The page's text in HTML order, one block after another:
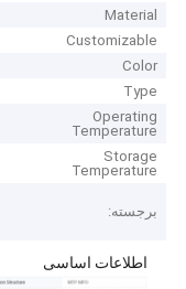
Material
Customizable
Color
Type
Operating
Temperature
Storage
Temperature
برجسته:
اطلاعات اساسی